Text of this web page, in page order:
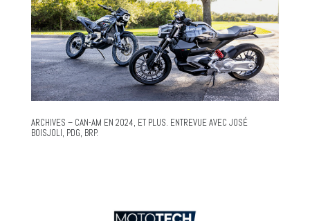
ARCHIVES – CAN-AM EN 2024, ET PLUS. ENTREVUE AVEC JOSÉ
BOISJOLI, PDG, BRP.